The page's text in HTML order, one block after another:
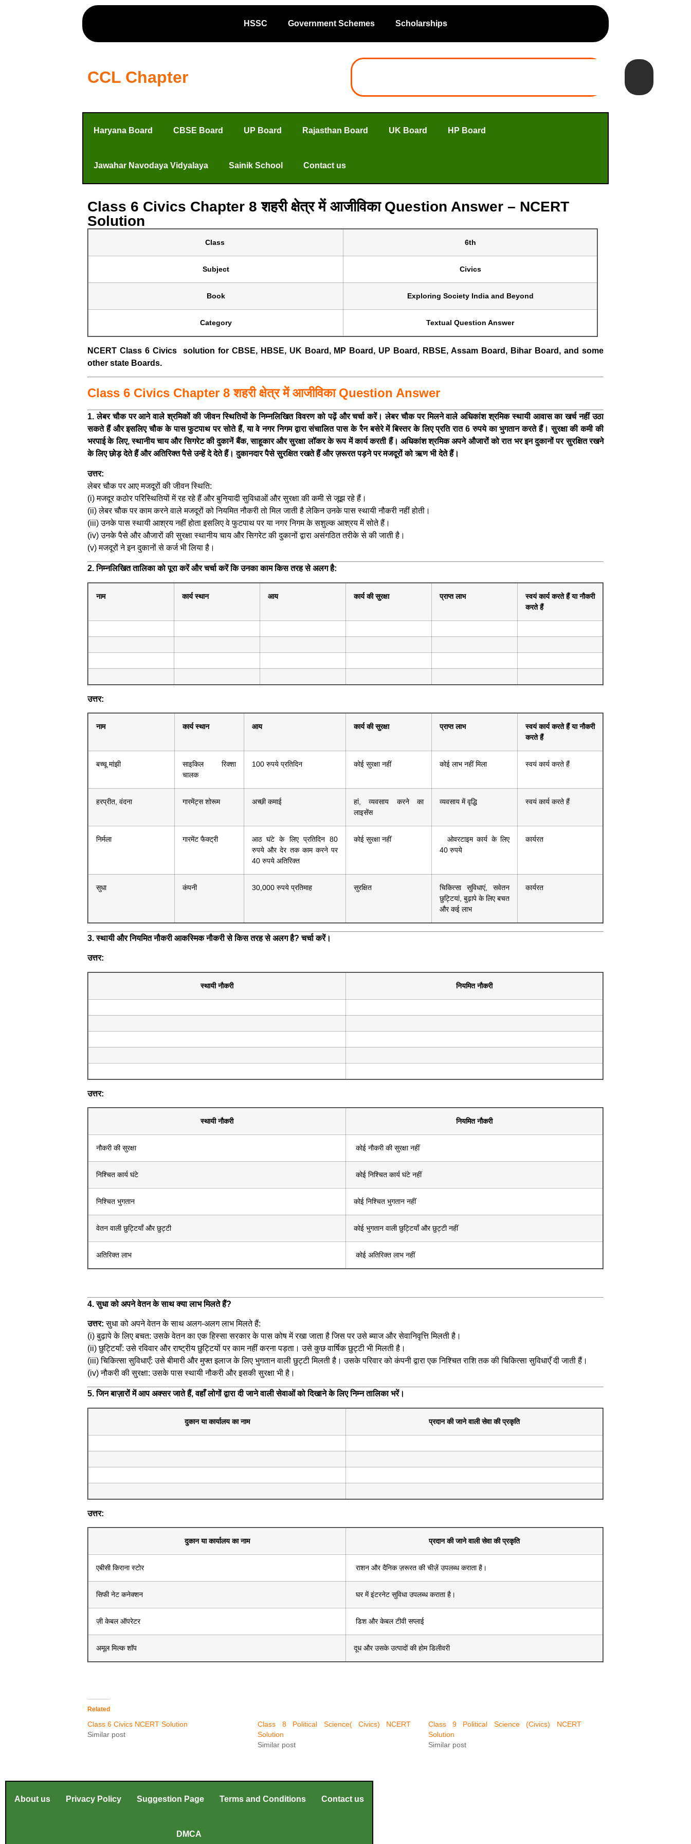
HSSC Government Schemes Scholarships
CCL Chapter
Haryana Board CBSE Board UP Board Rajasthan Board UK Board HP Board
Jawahar Navodaya Vidyalaya Sainik School Contact us
Class 6 Civics Chapter 8 शहरी क्षेत्र में आजीविका Question Answer – NCERT
Solution
Class 6th
Subject Civics
Book Exploring Society India and Beyond
Category Textual Question Answer
NCERT Class 6 Civics solution for CBSE, HBSE, UK Board, MP Board, UP Board, RBSE, Assam Board, Bihar Board, and some
other state Boards.
Class 6 Civics Chapter 8 शहरी क्षेत्र में आजीविका Question Answer
1. लेबर चौक पर आने वाले श्रमिकों की जीवन स्थितियों के निम्नलिखित विवरण को पढ़ें और चर्चा करें। लेबर चौक पर मिलने वाले अधिकांश श्रमिक स्थायी आवास का खर्च नहीं उठा
सकते हैं और इसलिए चौक के पास फुटपाथ पर सोते हैं, या वे नगर निगम द्वारा संचालित पास के रैन बसेरे में बिस्तर के लिए प्रति रात 6 रुपये का भुगतान करते हैं। सुरक्षा की कमी की
भरपाई के लिए, स्थानीय चाय और सिगरेट की दुकानें बैंक, साहूकार और सुरक्षा लॉकर के रूप में कार्य करती हैं। अधिकांश श्रमिक अपने औजारों को रात भर इन दुकानों पर सुरक्षित रखने
के लिए छोड़ देते हैं और अतिरिक्त पैसे उन्हें दे देते हैं। दुकानदार पैसे सुरक्षित रखते हैं और ज़रूरत पड़ने पर मजदूरों को ऋण भी देते हैं।
उत्तर:
लेबर चौक पर आए मजदूरों की जीवन स्थिति:
(i) मजदूर कठोर परिस्थितियों में रह रहे हैं और बुनियादी सुविधाओं और सुरक्षा की कमी से जूझ रहे हैं।
(ii) लेबर चौक पर काम करने वाले मजदूरों को नियमित नौकरी तो मिल जाती है लेकिन उनके पास स्थायी नौकरी नहीं होती।
(iii) उनके पास स्थायी आश्रय नहीं होता इसलिए वे फुटपाथ पर या नगर निगम के सशुल्क आश्रय में सोते हैं।
(iv) उनके पैसे और औजारों की सुरक्षा स्थानीय चाय और सिगरेट की दुकानों द्वारा असंगठित तरीके से की जाती है।
(v) मजदूरों ने इन दुकानों से कर्ज भी लिया है।
2. निम्नलिखित तालिका को पूरा करें और चर्चा करें कि उनका काम किस तरह से अलग है:
नाम कार्य स्थान आय कार्य की सुरक्षा प्राप्त लाभ
स्वयं कार्य करते हैं या नौकरी
करते हैं
उत्तर:
नाम कार्य स्थान आय कार्य की सुरक्षा प्राप्त लाभ
स्वयं कार्य करते हैं या नौकरी
करते हैं
बच्चू मांझी
साइकिल रिक्शा
चालक
100 रुपये प्रतिदिन कोई सुरक्षा नहीं कोई लाभ नहीं मिला स्वयं कार्य करते हैं
हरप्रीत, वंदना गारमेंट्स शोरूम अच्छी कमाई
हां, व्यवसाय करने का
लाइसेंस
व्यवसाय में वृद्धि स्वयं कार्य करते हैं
निर्मला गारमेंट फैक्ट्री
आठ घंटे के लिए प्रतिदिन 80
रुपये और देर तक काम करने पर
40 रुपये अतिरिक्त
कोई सुरक्षा नहीं
ओवरटाइम कार्य के लिए
40 रुपये
कार्यरत
सुधा कंपनी 30,000 रुपये प्रतिमाह सुरक्षित
चिकित्सा सुविधाएं, सवेतन
छुट्टियां, बुढ़ापे के लिए बचत
और कई लाभ
कार्यरत
3. स्थायी और नियमित नौकरी आकस्मिक नौकरी से किस तरह से अलग है? चर्चा करें।
उत्तर:
स्थायी नौकरी नियमित नौकरी
उत्तर:
स्थायी नौकरी नियमित नौकरी
नौकरी की सुरक्षा कोई नौकरी की सुरक्षा नहीं
निश्चित कार्य घंटे कोई निश्चित कार्य घंटे नहीं
निश्चित भुगतान कोई निश्चित भुगतान नहीं
वेतन वाली छुट्टियाँ और छुट्टी कोई भुगतान वाली छुट्टियाँ और छुट्टी नहीं
अतिरिक्त लाभ कोई अतिरिक्त लाभ नहीं
4. सुधा को अपने वेतन के साथ क्या लाभ मिलते हैं?
उत्तर: सुधा को अपने वेतन के साथ अलग-अलग लाभ मिलते हैं:
(i) बुढ़ापे के लिए बचत: उसके वेतन का एक हिस्सा सरकार के पास कोष में रखा जाता है जिस पर उसे ब्याज और सेवानिवृत्ति मिलती है।
(ii) छुट्टियाँ: उसे रविवार और राष्ट्रीय छुट्टियों पर काम नहीं करना पड़ता। उसे कुछ वार्षिक छुट्टी भी मिलती है।
(iii) चिकित्सा सुविधाएँ: उसे बीमारी और मुफ्त इलाज के लिए भुगतान वाली छुट्टी मिलती है। उसके परिवार को कंपनी द्वारा एक निश्चित राशि तक की चिकित्सा सुविधाएँ दी जाती हैं।
(iv) नौकरी की सुरक्षा: उसके पास स्थायी नौकरी और इसकी सुरक्षा भी है।
5. जिन बाज़ारों में आप अक्सर जाते हैं, वहाँ लोगों द्वारा दी जाने वाली सेवाओं को दिखाने के लिए निम्न तालिका भरें।
दुकान या कार्यालय का नाम प्रदान की जाने वाली सेवा की प्रकृति
उत्तर:
दुकान या कार्यालय का नाम प्रदान की जाने वाली सेवा की प्रकृति
एबीसी किराना स्टोर राशन और दैनिक ज़रूरत की चीज़ें उपलब्ध कराता है।
सिफी नेट कनेक्शन घर में इंटरनेट सुविधा उपलब्ध कराता है।
ज़ी केबल ऑपरेटर डिश और केबल टीवी सप्लाई
अमूल मिल्क शॉप दूध और उसके उत्पादों की होम डिलीवरी
Related
Class 6 Civics NCERT Solution
Similar post
Class 8 Political Science( Civics) NCERT
Solution
Similar post
Class 9 Political Science (Civics) NCERT
Solution
Similar post
About us Privacy Policy Suggestion Page Terms and Conditions Contact us
DMCA